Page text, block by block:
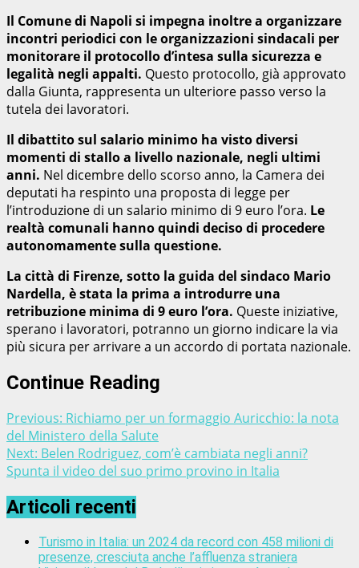
Il Comune di Napoli si impegna inoltre a organizzare
incontri periodici con le organizzazioni sindacali per
monitorare il protocollo d’intesa sulla sicurezza e
legalità negli appalti. Questo protocollo, già approvato
dalla Giunta, rappresenta un ulteriore passo verso la
tutela dei lavoratori.
Il dibattito sul salario minimo ha visto diversi
momenti di stallo a livello nazionale, negli ultimi
anni. Nel dicembre dello scorso anno, la Camera dei
deputati ha respinto una proposta di legge per
l’introduzione di un salario minimo di 9 euro l’ora. Le
realtà comunali hanno quindi deciso di procedere
autonomamente sulla questione.
La città di Firenze, sotto la guida del sindaco Mario
Nardella, è stata la prima a introdurre una
retribuzione minima di 9 euro l’ora. Queste iniziative,
sperano i lavoratori, potranno un giorno indicare la via
più sicura per arrivare a un accordo di portata nazionale.
Continue Reading
Previous: Richiamo per un formaggio Auricchio: la nota
del Ministero della Salute
Next: Belen Rodriguez, com’è cambiata negli anni?
Spunta il video del suo primo provino in Italia
Articoli recenti
Turismo in Italia: un 2024 da record con 458 milioni di
presenze, cresciuta anche l’affluenza straniera